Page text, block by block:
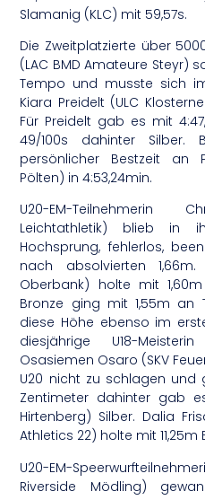
Slamanig (KLC) mit 59,57s.
Die Zweitplatzierte über
(LAC BMD Amateure Steyr)
Tempo und musste sich
Kiara Preidelt (ULC
Für Preidelt gab es mit
49/100s dahinter
persönlicher Bestzeit an
Pölten) in 4:53,24min.
U20-EM-Teilnehmerin
Leichtathletik) blieb in
Hochsprung, fehlerlos,
nach absolvierten
Oberbank) holte mit
Bronze ging mit 1,55m an
diese Höhe ebenso im
diesjährige U18-
Osasiemen Osaro (SKV
U20 nicht zu schlagen und
Zentimeter dahinter gab
Hirtenberg) Silber. Dalia
Athletics 22) holte mit 11,25m
U20-EM-
Riverside Mödling)